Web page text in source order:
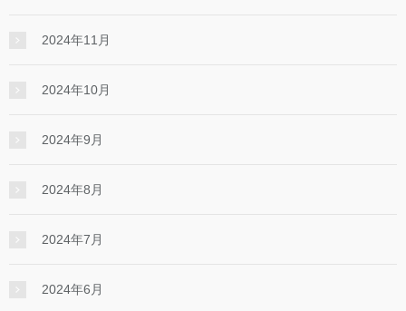
2024年11月
2024年10月
2024年9月
2024年8月
2024年7月
2024年6月